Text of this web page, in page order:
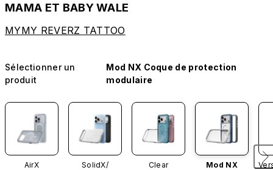
MAMA ET BABY WALE
MYMY REVERZ TATTOO
Sélectionner un
produit
Mod NX Coque de protection
modulaire
AirX
SolidX/
Clear Mod NX